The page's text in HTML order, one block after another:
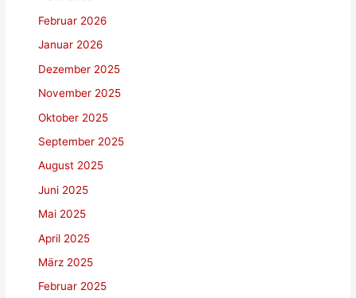
Februar 2026
Januar 2026
Dezember 2025
November 2025
Oktober 2025
September 2025
August 2025
Juni 2025
Mai 2025
April 2025
März 2025
Februar 2025